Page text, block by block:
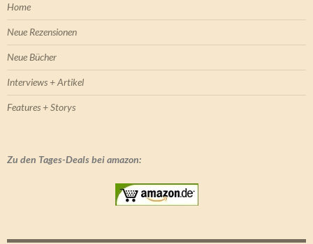
Home
Neue Rezensionen
Neue Bücher
Interviews + Artikel
Features + Storys
Zu den Tages-Deals bei amazon: